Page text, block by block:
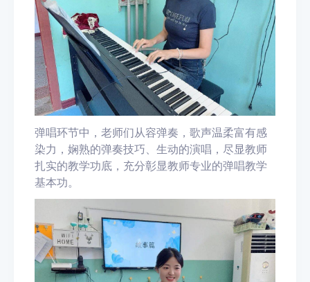
弹唱环节中，老师们从容弹奏，歌声温柔富有感
染力，娴熟的弹奏技巧、生动的演唱，尽显教师
扎实的教学功底，充分彰显教师专业的弹唱教学
基本功。